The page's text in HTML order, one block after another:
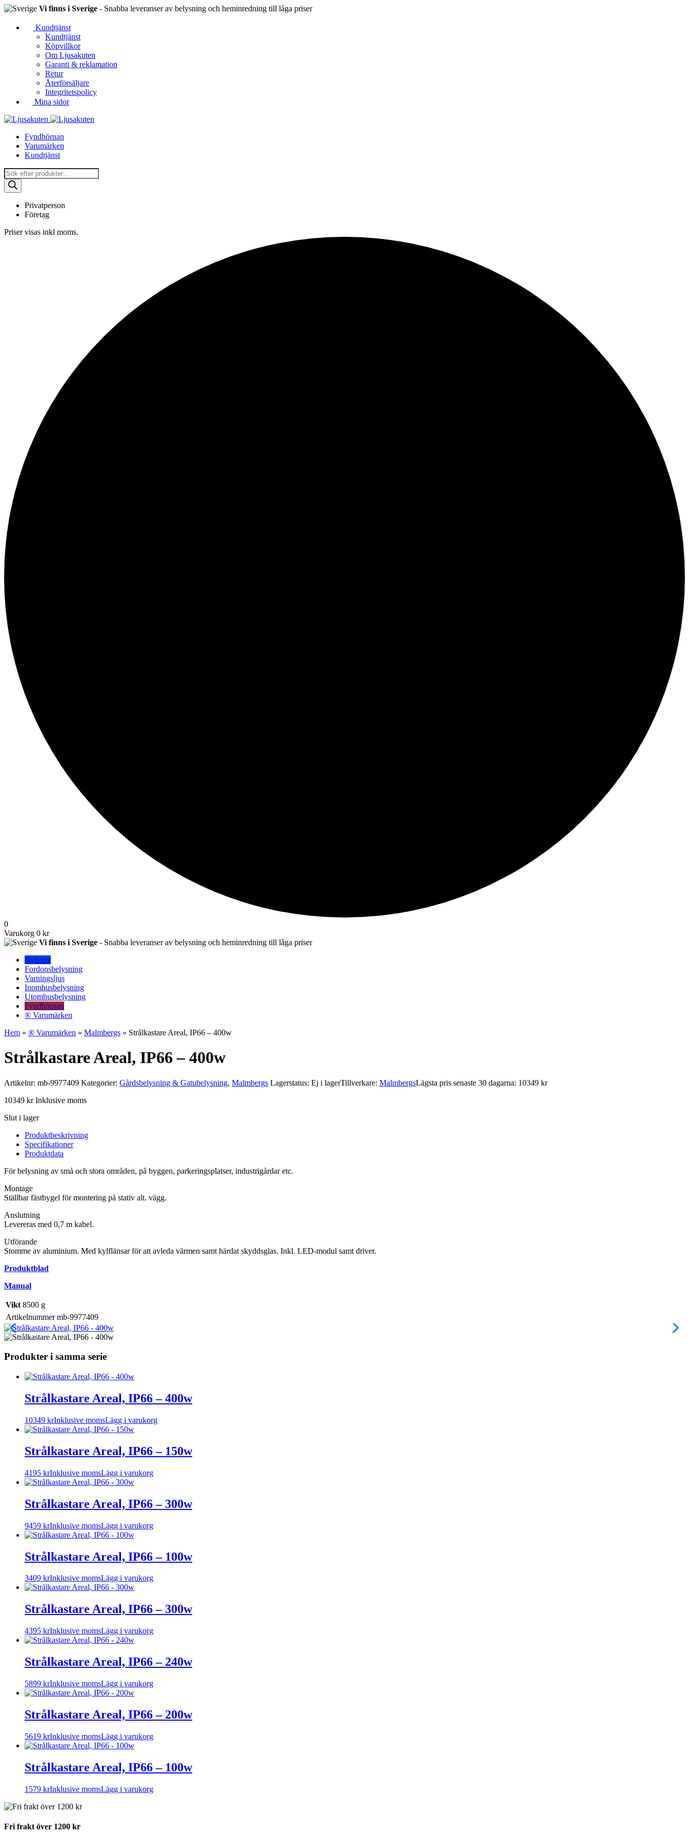
Vi finns i Sverige - Snabba leveranser av belysning och heminredning till låga priser
Kundtjänst
Kundtjänst
Köpvillkor
Om Ljusakuten
Garanti & reklamation
Retur
Återförsäljare
Integritetspolicy
Mina sidor
Fyndhörnan
Varumärken
Kundtjänst
Produktsökning
Privatperson
Företag
Priser visas inkl moms.
0
Varukorg 0 kr
Vi finns i Sverige - Snabba leveranser av belysning och heminredning till låga priser
Nyheter
Fordonsbelysning
Varningsljus
Inomhusbelysning
Utomhusbelysning
Fyndhörnan
® Varumärken
Hem » ® Varumärken » Malmbergs » Strålkastare Areal, IP66 – 400w
Strålkastare Areal, IP66 – 400w
Artikelnr: mb-9977409 Kategorier: Gårdsbelysning & Gatubelysning, Malmbergs Lagerstatus: Ej i lagerTillverkare: MalmbergsLägsta pris senaste 30 dagarna: 10349 kr
10349 kr Inklusive moms
Slut i lager
Produktbeskrivning
Specifikationer
Produktdata
För belysning av små och stora områden, på byggen, parkeringsplatser, industrigårdar etc.
Montage
Ställbar fästbygel för montering på stativ alt. vägg.
Anslutning
Levereras med 0,7 m kabel.
Utförande
Stomme av aluminium. Med kylflänsar för att avleda värmen samt härdat skyddsglas. Inkl. LED-modul samt driver.
Produktblad
Manual
Vikt 8500 g
Artikelnummer mb-9977409
Produkter i samma serie
Strålkastare Areal, IP66 – 400w
10349 krInklusive momsLägg i varukorg
Strålkastare Areal, IP66 – 150w
4195 krInklusive momsLägg i varukorg
Strålkastare Areal, IP66 – 300w
9459 krInklusive momsLägg i varukorg
Strålkastare Areal, IP66 – 100w
3409 krInklusive momsLägg i varukorg
Strålkastare Areal, IP66 – 300w
4395 krInklusive momsLägg i varukorg
Strålkastare Areal, IP66 – 240w
5899 krInklusive momsLägg i varukorg
Strålkastare Areal, IP66 – 200w
5619 krInklusive momsLägg i varukorg
Strålkastare Areal, IP66 – 100w
1579 krInklusive momsLägg i varukorg
Fri frakt över 1200 kr